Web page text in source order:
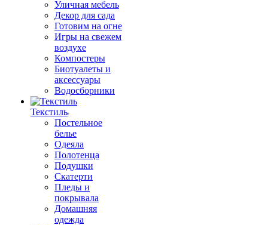
Уличная мебель
Декор для сада
Готовим на огне
Игры на свежем
воздухе
Компостеры
Биотуалеты и
аксессуары
Водосборники
Текстиль
Постельное
белье
Одеяла
Полотенца
Подушки
Скатерти
Пледы и
покрывала
Домашняя
одежда